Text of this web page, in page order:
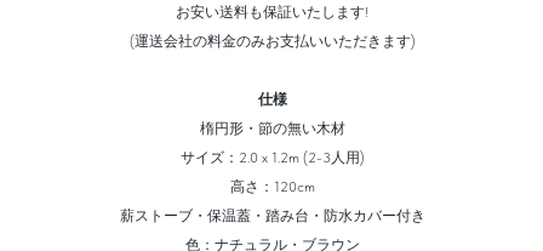
お安い送料も保証いたします!
(運送会社の料金のみお支払いいただきます)
仕様
楕円形・節の無い木材
サイズ：2.0 х 1.2m (2-3人用)
高さ：120cm
薪ストーブ・保温蓋・踏み台・防水カバー付き
色：ナチュラル・ブラウン